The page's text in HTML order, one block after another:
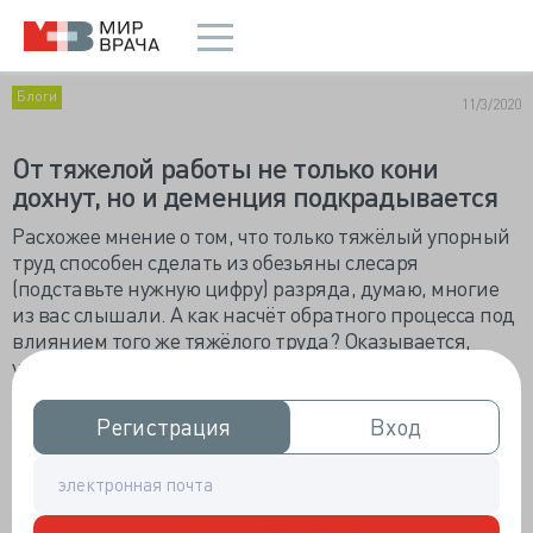
Регистрация
Регистрация Вход
Вход
Блоги 11/3/2020
От тяжелой работы не только кони
дохнут, но и деменция подкрадывается
Расхожее мнение о том, что только тяжёлый упорный
труд способен сделать из обезьяны слесаря
(подставьте нужную цифру) разряда, думаю, многие
из вас слышали. А как насчёт обратного процесса под
влиянием того же тяжёлого труда? Оказывается,
учёные и этот вопрос постарались провентилировать.
Темой занимались коллеги из Копенгагена, и
результатом их анализа стала интереснаястатья
опубликованная недавно в Medicine & Science in
Sports. Коллеги анализировали состояние
физического и психического здоровья выборки, в